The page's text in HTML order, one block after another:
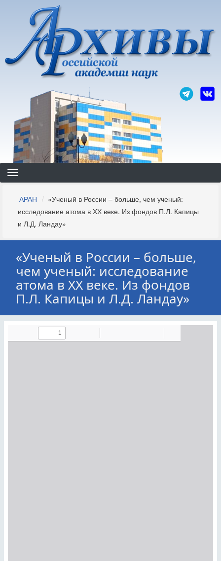
основному
содержанию
Строка
навигации
АРАН
«Ученый в России – больше, чем ученый:
исследование атома в ХХ веке. Из фондов П.Л. Капицы
и Л.Д. Ландау»
«Ученый в России – больше,
чем ученый: исследование
атома в ХХ веке. Из фондов
П.Л. Капицы и Л.Д. Ландау»